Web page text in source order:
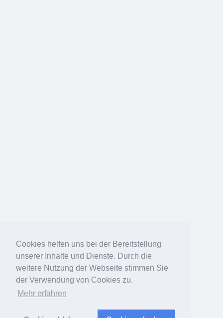
Cookies helfen uns bei der Bereitstellung
unserer Inhalte und Dienste. Durch die
weitere Nutzung der Webseite stimmen Sie
der Verwendung von Cookies zu.
Mehr erfahren